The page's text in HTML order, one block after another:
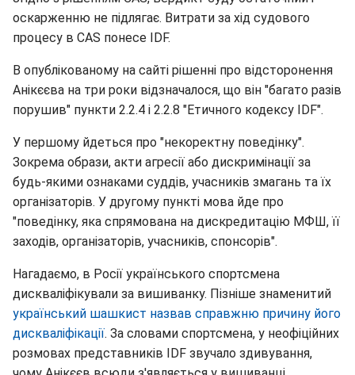
оскарженню не підлягає. Витрати за хід судового
процесу в CAS понесе IDF.
В опублікованому на сайті рішенні про відсторонення
Анікєєва на три роки відзначалося, що він "багато разів
порушив" пункти 2.2.4 і 2.2.8 "Етичного кодексу IDF".
У першому йдеться про "некоректну поведінку".
Зокрема образи, акти агресії або дискримінації за
будь-якими ознаками суддів, учасників змагань та їх
організаторів. У другому пункті мова йде про
"поведінку, яка спрямована на дискредитацію МФШ, її
заходів, організаторів, учасників, спонсорів".
Нагадаємо, в Росії українського спортсмена
дискваліфікували за вишиванку. Пізніше знаменитий
український шашкист назвав справжню причину його
дискваліфікації. За словами спортсмена, у неофіційних
розмовах представників IDF звучало здивування,